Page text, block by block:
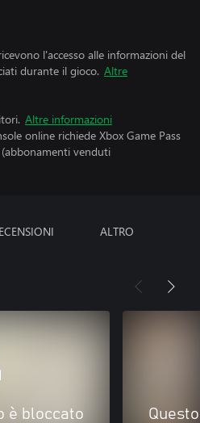
l'accesso alle informazioni del
durante il gioco. Altre
Altre informazioni
online richiede Xbox Game Pass
venduti
ALTRO
è bloccato